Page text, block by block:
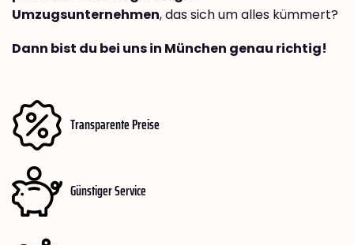
Umzugsunternehmen, das sich um alles kümmert?
Dann bist du bei uns in München genau richtig!
Transparente Preise
Günstiger Service